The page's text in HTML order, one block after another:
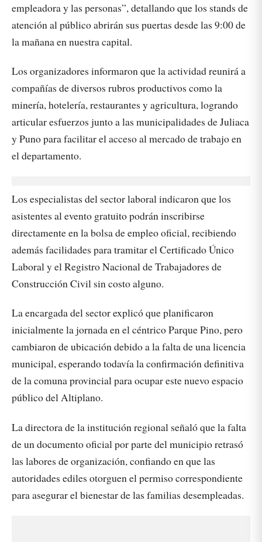
empleadora y las personas”, detallando que los stands de
atención al público abrirán sus puertas desde las 9:00 de
la mañana en nuestra capital.
Los organizadores informaron que la actividad reunirá a
compañías de diversos rubros productivos como la
minería, hotelería, restaurantes y agricultura, logrando
articular esfuerzos junto a las municipalidades de Juliaca
y Puno para facilitar el acceso al mercado de trabajo en
el departamento.
Los especialistas del sector laboral indicaron que los
asistentes al evento gratuito podrán inscribirse
directamente en la bolsa de empleo oficial, recibiendo
además facilidades para tramitar el Certificado Único
Laboral y el Registro Nacional de Trabajadores de
Construcción Civil sin costo alguno.
La encargada del sector explicó que planificaron
inicialmente la jornada en el céntrico Parque Pino, pero
cambiaron de ubicación debido a la falta de una licencia
municipal, esperando todavía la confirmación definitiva
de la comuna provincial para ocupar este nuevo espacio
público del Altiplano.
La directora de la institución regional señaló que la falta
de un documento oficial por parte del municipio retrasó
las labores de organización, confiando en que las
autoridades ediles otorguen el permiso correspondiente
para asegurar el bienestar de las familias desempleadas.